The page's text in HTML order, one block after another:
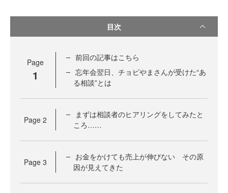
目次
Page
1
前回の記事はこちら
忘年会翌日、チョピやまさんが受けた“あ
る相談”とは
Page 2
まずは相談者のヒアリングをしてみたと
ころ……
Page 3
お金をかけても売上が伸びない その原
因が見えてきた